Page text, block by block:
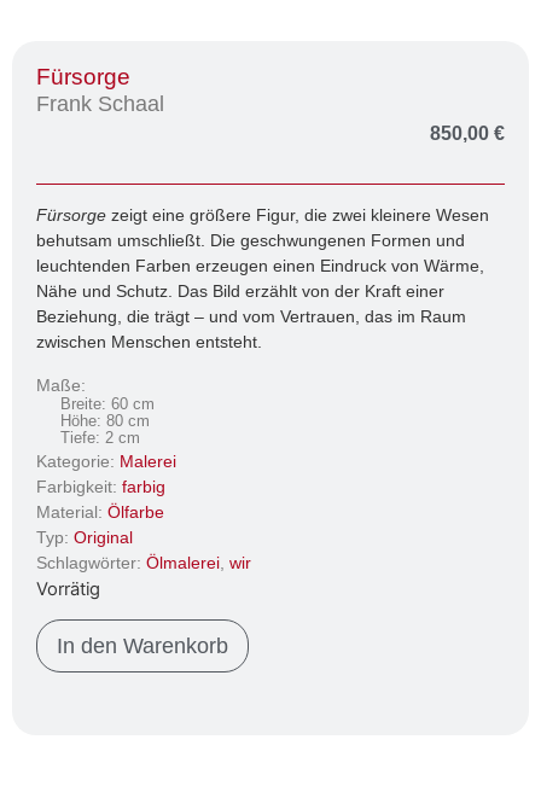
Fürsorge
Frank Schaal
850,00 €
Fürsorge zeigt eine größere Figur, die zwei kleinere Wesen
behutsam umschließt. Die geschwungenen Formen und
leuchtenden Farben erzeugen einen Eindruck von Wärme,
Nähe und Schutz. Das Bild erzählt von der Kraft einer
Beziehung, die trägt – und vom Vertrauen, das im Raum
zwischen Menschen entsteht.
Maße:
Breite: 60 cm
Höhe: 80 cm
Tiefe: 2 cm
Kategorie: Malerei
Farbigkeit: farbig
Material: Ölfarbe
Typ: Original
Schlagwörter: Ölmalerei wir
Vorrätig
In den Warenkorb